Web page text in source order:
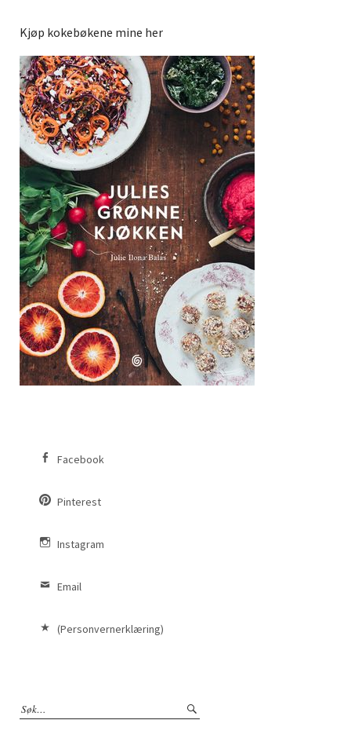
Kjøp kokebøkene mine her
Facebook
Pinterest
Instagram
Email
(Personvernerklæring)